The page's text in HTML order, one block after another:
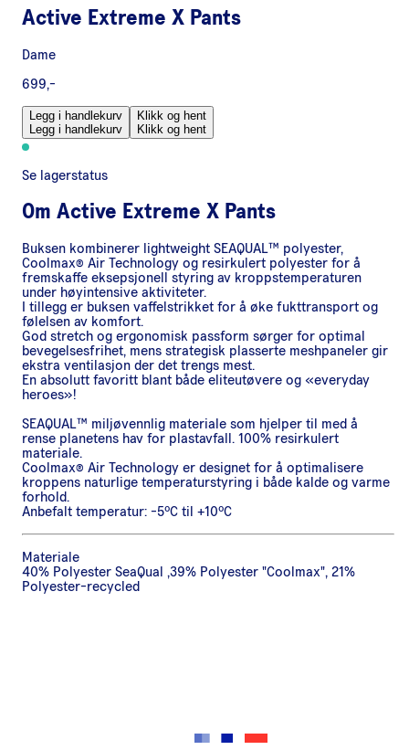
Active Extreme X Pants
Dame
699,-
Legg i handlekurv
Legg i handlekurv
Klikk og hent
Klikk og hent
Se lagerstatus
Om Active Extreme X Pants
Buksen kombinerer lightweight SEAQUAL™ polyester,
Coolmax® Air Technology og resirkulert polyester for å
fremskaffe eksepsjonell styring av kroppstemperaturen
under høyintensive aktiviteter.
I tillegg er buksen vaffelstrikket for å øke fukttransport og
følelsen av komfort.
God stretch og ergonomisk passform sørger for optimal
bevegelsesfrihet, mens strategisk plasserte meshpaneler gir
ekstra ventilasjon der det trengs mest.
En absolutt favoritt blant både eliteutøvere og «everyday
heroes»!
SEAQUAL™ miljøvennlig materiale som hjelper til med å
rense planetens hav for plastavfall. 100% resirkulert
materiale.
Coolmax® Air Technology er designet for å optimalisere
kroppens naturlige temperaturstyring i både kalde og varme
forhold.
Anbefalt temperatur: -5ºC til +10ºC
Materiale
40% Polyester SeaQual ,39% Polyester "Coolmax", 21%
Polyester-recycled